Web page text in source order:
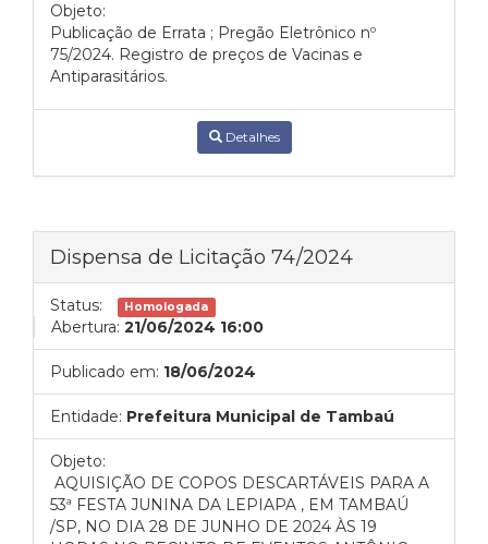
Objeto:
Publicação de Errata ; Pregão Eletrônico nº
75/2024. Registro de preços de Vacinas e
Antiparasitários.
Detalhes
Dispensa de Licitação 74/2024
Status: Homologada
Abertura: 21/06/2024 16:00
Publicado em: 18/06/2024
Entidade: Prefeitura Municipal de Tambaú
Objeto:
AQUISIÇÃO DE COPOS DESCARTÁVEIS PARA A
53ª FESTA JUNINA DA LEPIAPA , EM TAMBAÚ
/SP, NO DIA 28 DE JUNHO DE 2024 ÀS 19